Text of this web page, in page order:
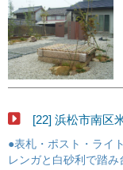
[22] 浜松市南区
●表札・ポスト・ライ
レンガと白砂利で踏